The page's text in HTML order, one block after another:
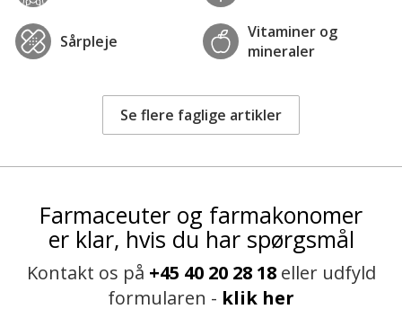
Sårpleje
Vitaminer og
mineraler
Se flere faglige artikler
Farmaceuter og farmakonomer
er klar, hvis du har spørgsmål
Kontakt os på +45 40 20 28 18eller udfyld
formularen - klik her